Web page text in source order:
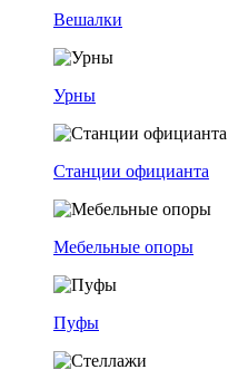
Вешалки
Урны
Станции официанта
Мебельные опоры
Пуфы